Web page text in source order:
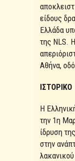
είδους
Ελλάδα
της NLS.
Αθήνα,
ΙΣΤΟΡΙΚΟ
Η
την 1η
ίδρυση
στην